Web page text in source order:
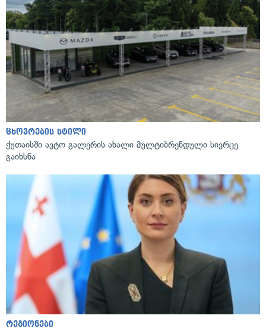
ცხოვრების სტილი
ქუთაისში ავტო გალერის ახალი მულტიბრენდული სივრცე
გაიხსნა
რეგიონები